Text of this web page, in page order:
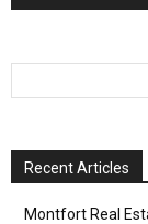
Recent Articles
Montfort Real